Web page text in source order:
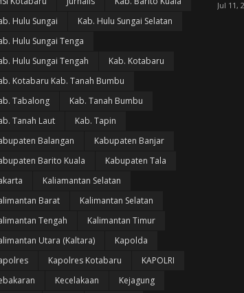
Hulu Sungai
Kab. Hulu Sungai Selatan
Hulu Sungai Tenga
Hulu Sungai Tengah
Kab. Kotabaru
Kotabaru Kab. Tanah Bumbu
Tabalong
Kab. Tanah Bumbu
Tanah Laut
Kab. Tapin
Balangan
Kabupaten Banjar
Barito Kuala
Kabupaten Tala
Kaliamantan Selatan
Barat
Kalimantan Selatan
Tengah
Kalimantan Timur
Utara (Kaltara)
Kapolda
Kapolres Kotabaru
KAPOLRI
Kecelakaan
Kejagung
Jul 11,